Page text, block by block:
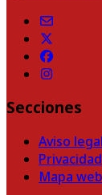
Secciones
Aviso legal
Privacidad
Mapa web